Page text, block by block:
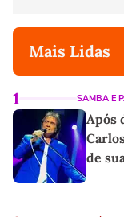
Mais Lidas
1 SAMBA E
Após
de